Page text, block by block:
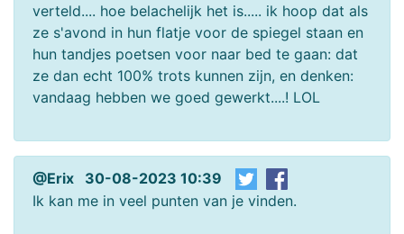
verteld.... hoe belachelijk het is..... ik hoop dat als
ze s'avond in hun flatje voor de spiegel staan en
hun tandjes poetsen voor naar bed te gaan: dat
ze dan echt 100% trots kunnen zijn, en denken:
vandaag hebben we goed gewerkt....! LOL
@Erix 30-08-2023 10:39
Ik kan me in veel punten van je vinden.